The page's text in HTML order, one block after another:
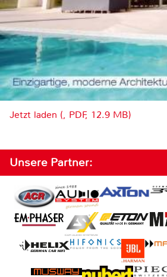
Jetzt laden (, PDF, 12.9 MB)
Unsere Partner: